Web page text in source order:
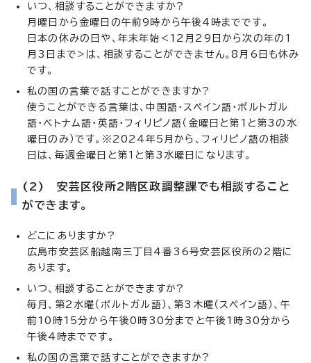
いつ、相談することができますか?
月曜日から金曜日の午前9時から午後4時までです。
日本の休みの日や、年末年始<12月29日から次の年の1
月3日まで>は、相談することができません。8月6日も休み
です。
私の国の言葉で話すことができますか?
使うことができる言葉は、中国語・スペイン語・ポルトガル
語・ベトナム語・英語・フィリピノ語（金曜日と第1と第3の水
曜日のみ）です。※2024年5月から、フィリピノ語の相談
日は、毎週金曜日と第1と第3水曜日になります。
(2) 安芸区役所2階区政調整課でも相談すること
ができます。
どこにありますか?
広島市安芸区船越南三丁目4番36号安芸区役所の2階に
あります。
いつ、相談することができますか?
毎月、第2水曜（ポルトガル語）、第3木曜（スペイン語）、午
前10時15分から午後0時30分までと午後1時30分から
午後4時までです。
私の国の言葉で話すことができますか?